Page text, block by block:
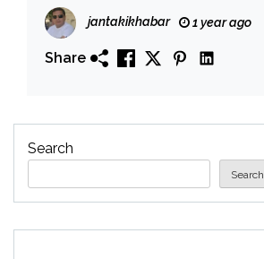
jantakikhabar 1 year ago
Share
Search
Search